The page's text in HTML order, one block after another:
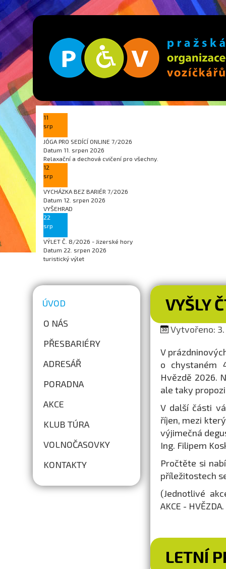
11
srp
JÓGA PRO SEDÍCÍ ONLINE 7/2026
Datum 11. srpen 2026
Relaxační a dechová cvičení pro všechny.
12
srp
VYCHÁZKA BEZ BARIÉR 7/2026
Datum 12. srpen 2026
VYŠEHRAD
22
srp
VÝLET Č. 8/2026 - Jizerské hory
Datum 22. srpen 2026
turistický výlet
ÚVOD
O NÁS
PŘESBARIÉRY
ADRESÁŘ
PORADNA
AKCE
KLUB TÚRA
VOLNOČASOVKY
KONTAKTY
VYŠLY
Vytvořeno: 3.
V
o chystaném
Hvězdě 2026.
ale taky
V další části
říjen, mezi
výjimečná
Ing. Filipem
Pročtěte si
příležitostech
(Jednotlivé
AKCE -
LETNÍ